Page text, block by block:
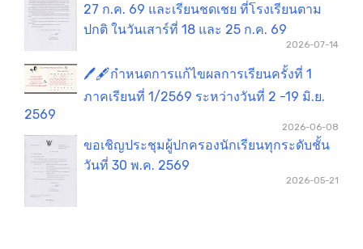
27 ก.ค. 69 และเรียนชดเชย ที่โรงเรียนตาม
ปกติ ในวันเสาร์ที่ 18 และ 25 ก.ค. 69
2026-07-14
🖊️🖋️กำหนดการแก้ไขผลการเรียนครั้งที่ 1
ภาคเรียนที่ 1/2569 ระหว่างวันที่ 2 -19 มิ.ย.
2569
2026-06-08
ขอเชิญประชุมผู้ปกครองนักเรียนทุกระดับชั้น
วันที่ 30 พ.ค. 2569
2026-05-21